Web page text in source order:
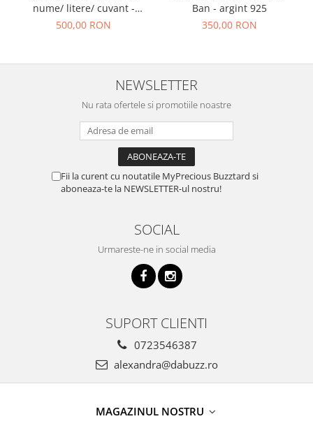
nume/ litere/ cuvant -
argint 925
500,00 RON
Ban - argint 925
350,00 RON
NEWSLETTER
Nu rata ofertele si promotiile noastre
Fii la curent cu noutatile MyPrecious Buzztard si
aboneaza-te la NEWSLETTER-ul nostru!
SOCIAL
Urmareste-ne in social media
SUPORT CLIENTI
0723546387
alexandra@dabuzz.ro
MAGAZINUL NOSTRU